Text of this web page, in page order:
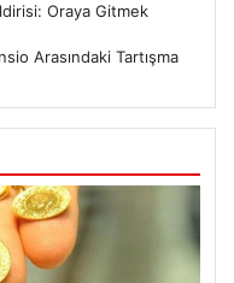
Oraya Gitmek
Arasındaki Tartışma